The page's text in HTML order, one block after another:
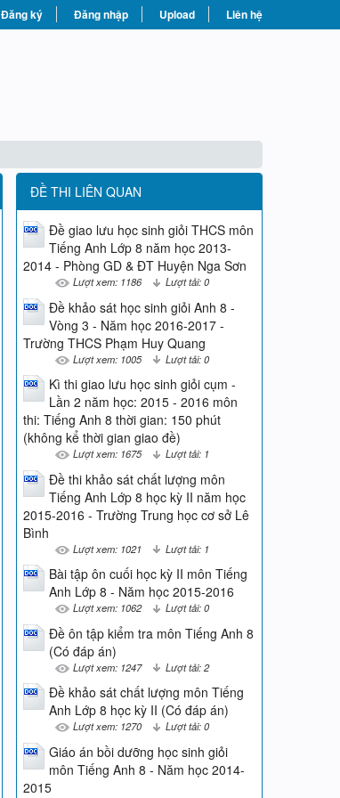
Đăng ký Đăng nhập Upload Liên hệ
ĐỀ THI LIÊN QUAN
Đề giao lưu học sinh giỏi THCS môn
Tiếng Anh Lớp 8 năm học 2013-
2014 - Phòng GD & ĐT Huyện Nga Sơn
Lượt xem: 1186 Lượt tải: 0
Đề khảo sát học sinh giỏi Anh 8 -
Vòng 3 - Năm học 2016-2017 -
Trường THCS Phạm Huy Quang
Lượt xem: 1005 Lượt tải: 0
Kì thi giao lưu học sinh giỏi cụm -
Lần 2 năm học: 2015 - 2016 môn
thi: Tiếng Anh 8 thời gian: 150 phút
(không kể thời gian giao đề)
Lượt xem: 1675 Lượt tải: 1
Đề thi khảo sát chất lượng môn
Tiếng Anh Lớp 8 học kỳ II năm học
2015-2016 - Trường Trung học cơ sở Lê
Bình
Lượt xem: 1021 Lượt tải: 1
Bài tập ôn cuối học kỳ II môn Tiếng
Anh Lớp 8 - Năm học 2015-2016
Lượt xem: 1062 Lượt tải: 0
Đề ôn tập kiểm tra môn Tiếng Anh 8
(Có đáp án)
Lượt xem: 1247 Lượt tải: 2
Đề khảo sát chất lượng môn Tiếng
Anh Lớp 8 học kỳ II (Có đáp án)
Lượt xem: 1270 Lượt tải: 0
Giáo án bồi dưỡng học sinh giỏi
môn Tiếng Anh 8 - Năm học 2014-
2015